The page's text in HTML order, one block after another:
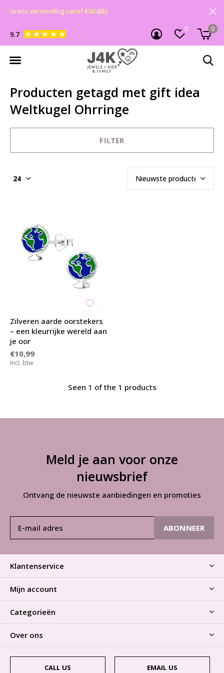
0 0
9.7
Gratis verzending vanaf €50 (BE)
Producten getagd met gift idea
Weltkugel Ohrringe
FILTER
Zilveren aarde oorstekers
– een kleurrijke wereld aan
je oor
€10,99
Incl. btw
Seen 1 of the 1 products
Meld je aan voor onze
nieuwsbrief
Ontvang de nieuwste aanbiedingen en promoties
ABONNEER
Klantenservice
Mijn account
Categorieën
Over ons
CALL US EMAIL US